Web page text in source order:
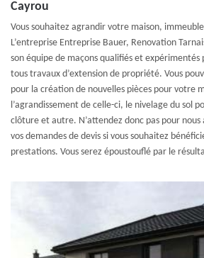
Cayrou
Vous souhaitez agrandir votre maison,
L’entreprise Entreprise Bauer, Renovation
son équipe de maçons qualifiés et
tous travaux d’extension de propriété. Vous
pour la création de nouvelles pièces pour votre
l’agrandissement de celle-ci, le nivelage du sol
clôture et autre. N’attendez donc pas pour nous
vos demandes de devis si vous souhaitez
prestations. Vous serez époustouflé par le